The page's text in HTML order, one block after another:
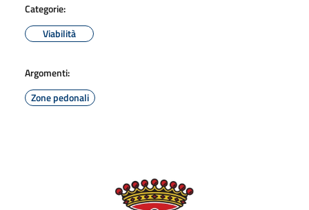
Categorie:
Viabilità
Argomenti:
Zone pedonali